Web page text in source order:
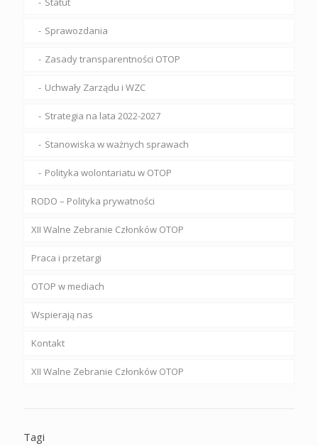
Sprawozdania
Zasady transparentności OTOP
Uchwały Zarządu i WZC
Strategia na lata 2022-2027
Stanowiska w ważnych sprawach
Polityka wolontariatu w OTOP
RODO – Polityka prywatności
XII Walne Zebranie Członków OTOP
Praca i przetargi
OTOP w mediach
Wspierają nas
Kontakt
XII Walne Zebranie Członków OTOP
Tagi